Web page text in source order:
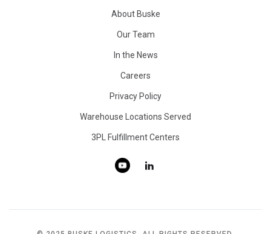
About Buske
Our Team
In the News
Careers
Privacy Policy
Warehouse Locations Served
3PL Fulfillment Centers